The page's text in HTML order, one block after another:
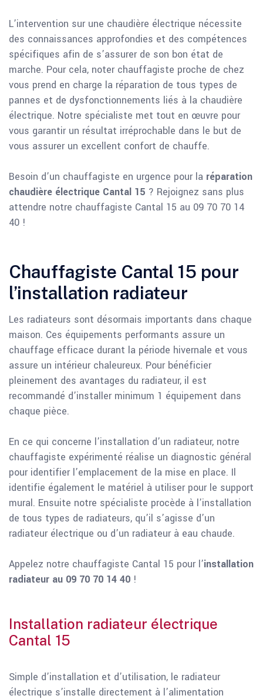
L’intervention sur une chaudière électrique nécessite
des connaissances approfondies et des compétences
spécifiques afin de s’assurer de son bon état de
marche. Pour cela, noter chauffagiste proche de chez
vous prend en charge la réparation de tous types de
pannes et de dysfonctionnements liés à la chaudière
électrique. Notre spécialiste met tout en œuvre pour
vous garantir un résultat irréprochable dans le but de
vous assurer un excellent confort de chauffe.
Besoin d’un chauffagiste en urgence pour la réparation
chaudière électrique Cantal 15 ? Rejoignez sans plus
attendre notre chauffagiste Cantal 15 au 09 70 70 14
40 !
Chauffagiste Cantal 15 pour
l’installation radiateur
Les radiateurs sont désormais importants dans chaque
maison. Ces équipements performants assure un
chauffage efficace durant la période hivernale et vous
assure un intérieur chaleureux. Pour bénéficier
pleinement des avantages du radiateur, il est
recommandé d’installer minimum 1 équipement dans
chaque pièce.
En ce qui concerne l’installation d’un radiateur, notre
chauffagiste expérimenté réalise un diagnostic général
pour identifier l’emplacement de la mise en place. Il
identifie également le matériel à utiliser pour le support
mural. Ensuite notre spécialiste procède à l’installation
de tous types de radiateurs, qu’il s’agisse d’un
radiateur électrique ou d’un radiateur à eau chaude.
Appelez notre chauffagiste Cantal 15 pour l’installation
radiateur au 09 70 70 14 40 !
Installation radiateur électrique
Cantal 15
Simple d’installation et d’utilisation, le radiateur
électrique s’installe directement à l’alimentation